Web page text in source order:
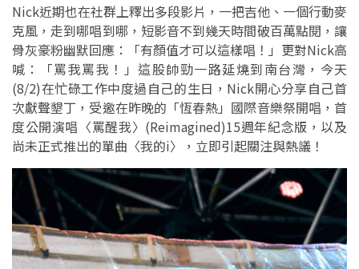
Nick近期也在社群上釋出多段影片，一把吉他、一個行動麥
克風，走到哪唱到哪，短影音不到幾天時間破百萬點閱，讓
骨灰豪粉幽默回應：「有顏值才可以這樣唱！」更對Nick高
喊：「罵我罵我！」這股帥勁一路延燒到南台灣，今天
(8/2)在忙碌工作中度過自己的生日，Nick開心分享自己首
次獻聲墾丁，受邀在昨晚的「恆春熱」國際音樂祭開唱，首
度公開演唱〈罵醒我〉(Reimagined)15週年紀念版，以及
尚未正式推出的單曲〈我的i〉，立即引起關注與熱議！